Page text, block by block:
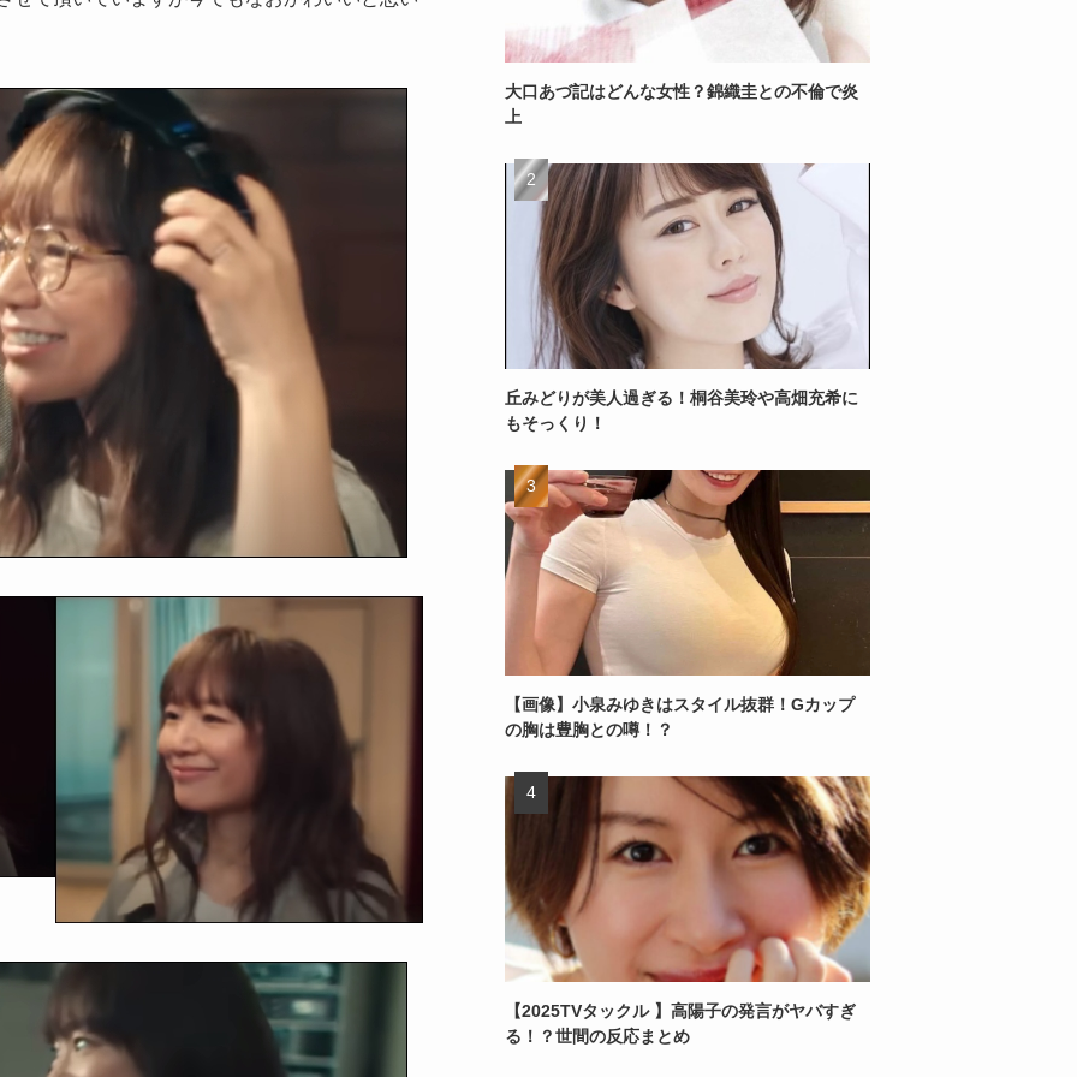
大口あづ記はどんな女性？錦織圭との不倫で炎
上
丘みどりが美人過ぎる！桐谷美玲や高畑充希に
もそっくり！
【画像】小泉みゆきはスタイル抜群！Gカップ
の胸は豊胸との噂！？
【2025TVタックル 】高陽子の発言がヤバすぎ
る！？世間の反応まとめ